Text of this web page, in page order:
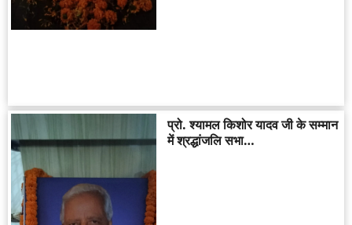
प्रो. श्यामल किशोर यादव जी के सम्मान
में श्रद्धांजलि सभा…